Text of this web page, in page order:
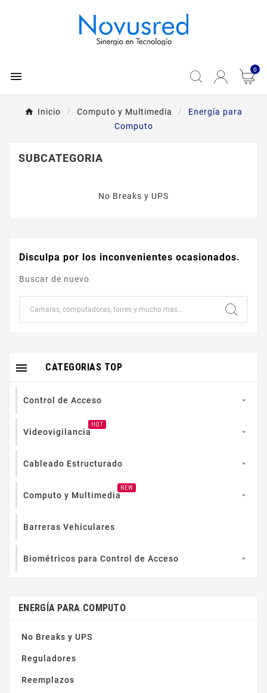
 0
Inicio Computo y Multimedia
Energía para
Computo
SUBCATEGORIA
No Breaks y UPS
Disculpa por los inconvenientes ocasionados.
Buscar de nuevo
CATEGORIAS TOP

Control de Acceso 
Videovigilancia
HOT

Cableado Estructurado 
Computo y Multimedia
NEW

Barreras Vehiculares
Biométricos para Control de Acceso 
ENERGÍA PARA COMPUTO
No Breaks y UPS
Reguladores
Reemplazos